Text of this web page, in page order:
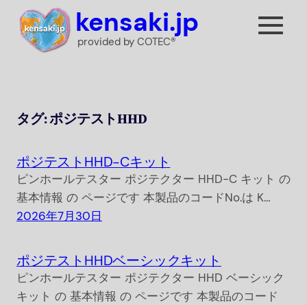
kensaki.jp
provided by COTEC®
タグ:ポジテストHHD
ポジテストHHD-Cキット
ピンホールテスター ポジテクター HHD-C キット の
基本情報 の ページです 本製品のコードNo.は K…
2026年7月30日
ポジテストHHDベーシックキット
ピンホールテスター ポジテクター HHD ベーシック
キット の 基本情報 の ページです 本製品のコード